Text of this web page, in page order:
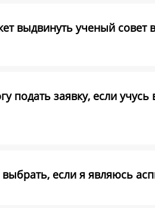
выдвинуть ученый совет
подать заявку, если учусь
выбрать, если я являюсь